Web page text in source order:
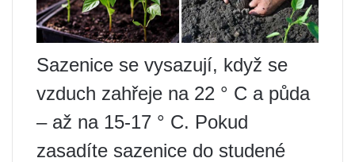
Sazenice se vysazují, když se
vzduch zahřeje na 22 ° C a půda
– až na 15-17 ° C. Pokud
zasadíte sazenice do studené